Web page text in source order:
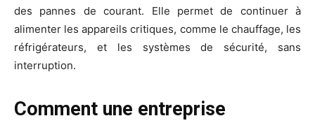
des pannes de courant. Elle permet de continuer à
alimenter les appareils critiques, comme le chauffage, les
réfrigérateurs, et les systèmes de sécurité, sans
interruption.
Comment une entreprise